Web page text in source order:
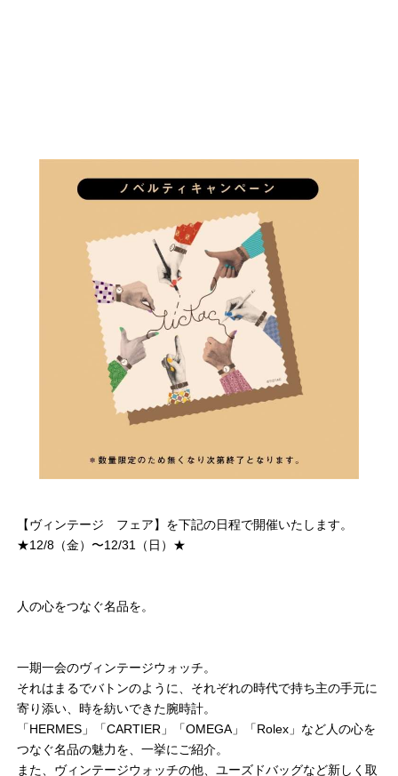
【ヴィンテージ フェア】を下記の日程で開催いたします。
★12/8（金）〜12/31（日）★
人の心をつなぐ名品を。
一期一会のヴィンテージウォッチ。
それはまるでバトンのように、それぞれの時代で持ち主の手元に
寄り添い、時を紡いできた腕時計。
「HERMES」「CARTIER」「OMEGA」「Rolex」など人の心を
つなぐ名品の魅力を、一挙にご紹介。
また、ヴィンテージウォッチの他、ユーズドバッグなど新しく取